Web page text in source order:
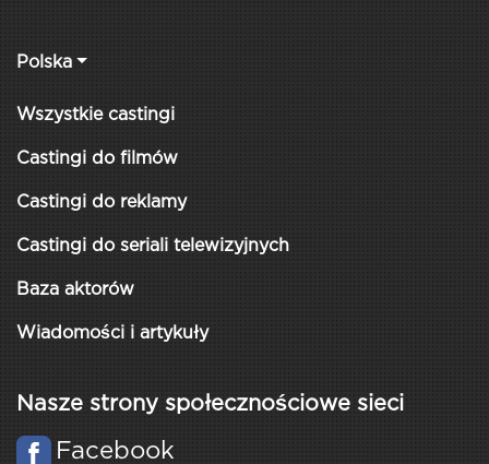
Polska
Wszystkie castingi
Castingi do filmów
Castingi do reklamy
Castingi do seriali telewizyjnych
Baza aktorów
Wiadomości i artykuły
Nasze strony społecznościowe sieci
Facebook